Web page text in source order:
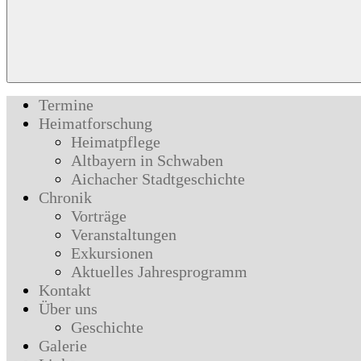
Termine
Heimatforschung
Heimatpflege
Altbayern in Schwaben
Aichacher Stadtgeschichte
Chronik
Vorträge
Veranstaltungen
Exkursionen
Aktuelles Jahresprogramm
Kontakt
Über uns
Geschichte
Galerie